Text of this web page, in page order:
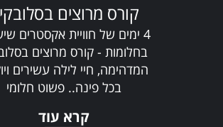
קורס מרוצים
4 ימים של חוויית אקסטרים
בחלומות - קורס מרוצים
המדהימה, חיי לילה עשירים
בכל פינה.. פשוט חלומי
קרא עוד